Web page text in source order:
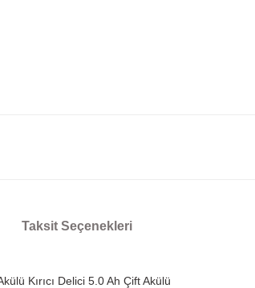
Taksit Seçenekleri
Kırıcı Delici 5.0 Ah Çift Akülü